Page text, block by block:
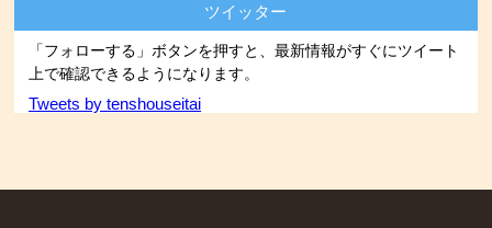
ツイッター
「フォローする」ボタンを押すと、最新情報がすぐにツイート
上で確認できるようになります。
Tweets by tenshouseitai